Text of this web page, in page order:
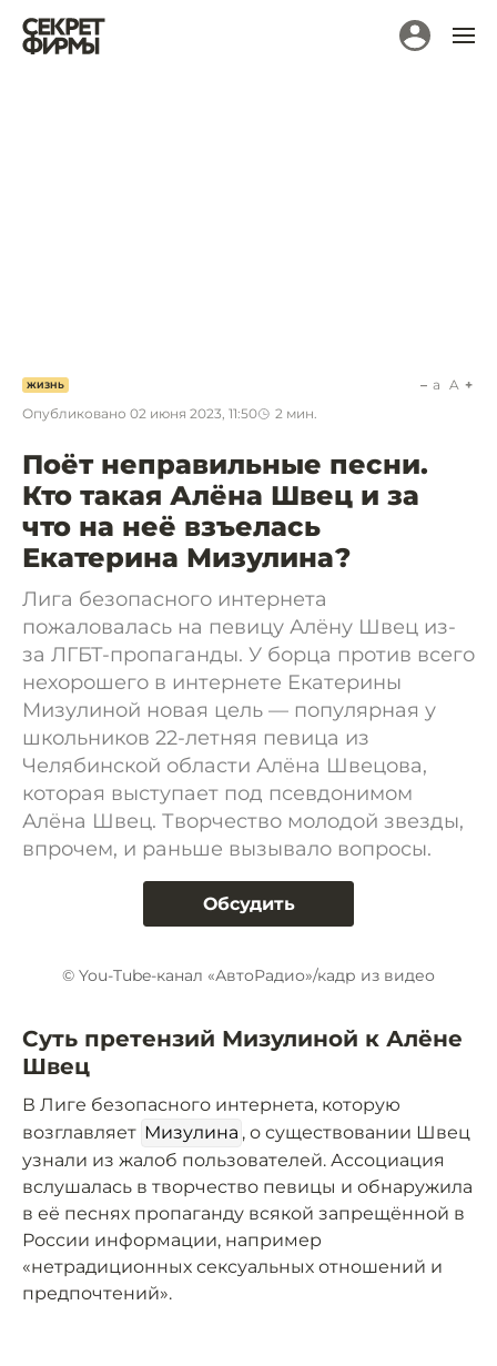
ЖИЗНЬ
Опубликовано 02 июня 2023, 11:50 2 мин.
a A
Поёт неправильные песни.
Кто такая Алёна Швец и за
что на неё взъелась
Екатерина Мизулина?
Лига безопасного интернета
пожаловалась на певицу Алёну Швец из-
за ЛГБТ-пропаганды. У борца против всего
нехорошего в интернете Екатерины
Мизулиной новая цель — популярная у
школьников 22-летняя певица из
Челябинской области Алёна Швецова,
которая выступает под псевдонимом
Алёна Швец. Творчество молодой звезды,
впрочем, и раньше вызывало вопросы.
Обсудить
© You-Tube-канал «АвтоРадио»/кадр из видео
Суть претензий Мизулиной к Алёне
Швец
В Лиге безопасного интернета, которую
возглавляет Мизулина , о существовании Швец
узнали из жалоб пользователей. Ассоциация
вслушалась в творчество певицы и обнаружила
в её песнях пропаганду всякой запрещённой в
России информации, например
«нетрадиционных сексуальных отношений и
предпочтений».